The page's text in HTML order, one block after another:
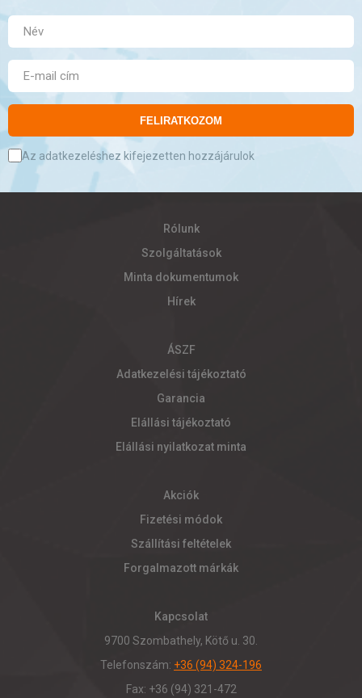
FELIRATKOZOM
Az adatkezeléshez kifejezetten hozzájárulok
Rólunk
Szolgáltatások
Minta dokumentumok
Hírek
ÁSZF
Adatkezelési tájékoztató
Garancia
Elállási tájékoztató
Elállási nyilatkozat minta
Akciók
Fizetési módok
Szállítási feltételek
Forgalmazott márkák
Kapcsolat
9700 Szombathely, Kötő u. 30.
Telefonszám: +36 (94) 324-196
Fax: +36 (94) 321-472